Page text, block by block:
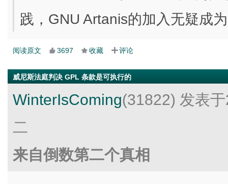
践，GNU Artanis的加入无疑成
阅读原文 3697 收藏 评论
威尼斯法庭判决 GPL 条款是可执行的
WinterIsComing(31822) 发表
二
来自倒数第二个真相